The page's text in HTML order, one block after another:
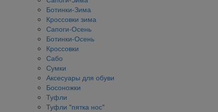
Ботинки-Зима
Кроссовки зима
Сапоги-Осень
Ботинки-Осень
Кроссовки
Сабо
Сумки
Аксесуары для обуви
Босоножки
Туфли
Туфли "пятка нос"